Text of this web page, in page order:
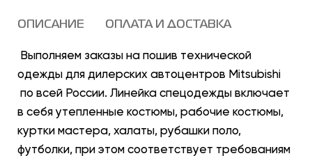
ОПИСАНИЕ ОПЛАТА И ДОСТАВКА
Выполняем заказы на пошив технической
одежды для дилерских автоцентров Mitsubishi
по всей России. Линейка спецодежды включает
в себя утепленные костюмы, рабочие костюмы,
куртки мастера, халаты, рубашки поло,
футболки, при этом соответствует требованиям